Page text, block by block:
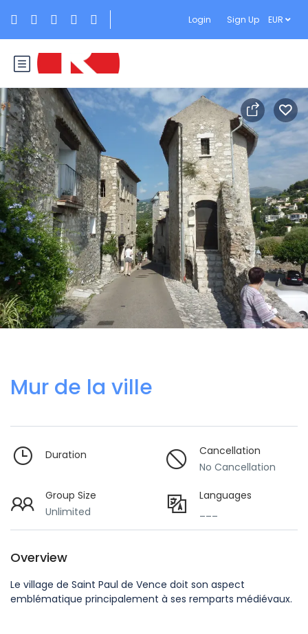
Login Sign Up EUR
Mur de la ville
Duration
Cancellation
No Cancellation
Group Size
Unlimited
Languages
Overview
Le village de Saint Paul de Vence doit son aspect
emblématique principalement à ses remparts médiévaux.